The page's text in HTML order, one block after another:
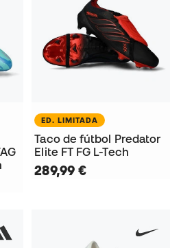
ED. LIMITADA
Taco de fútbol Predator
Elite FT FG L-Tech
289,99 €